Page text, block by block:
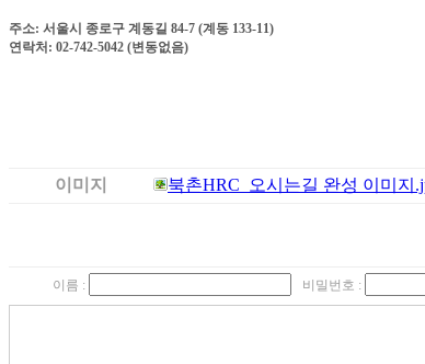
주소: 서울시 종로구 계동길 84-7 (계동 133-11)
연락처: 02-742-5042 (변동없음)
이미지 북촌HRC_오시는길 완성 이미지
이름 : 비밀번호 :